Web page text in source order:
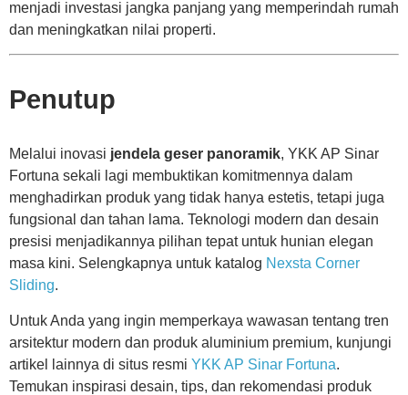
menjadi investasi jangka panjang yang memperindah rumah
dan meningkatkan nilai properti.
Penutup
Melalui inovasi jendela geser panoramik, YKK AP Sinar
Fortuna sekali lagi membuktikan komitmennya dalam
menghadirkan produk yang tidak hanya estetis, tetapi juga
fungsional dan tahan lama. Teknologi modern dan desain
presisi menjadikannya pilihan tepat untuk hunian elegan
masa kini. Selengkapnya untuk katalog Nexsta Corner
Sliding.
Untuk Anda yang ingin memperkaya wawasan tentang tren
arsitektur modern dan produk aluminium premium, kunjungi
artikel lainnya di situs resmi YKK AP Sinar Fortuna.
Temukan inspirasi desain, tips, dan rekomendasi produk